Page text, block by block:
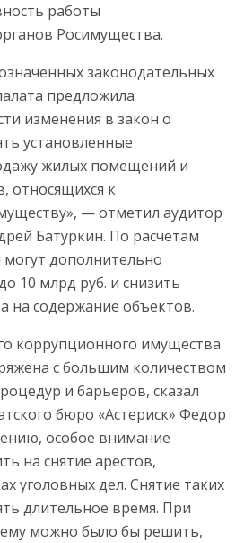
работы
Росимущества.
законодательных
предложила
изменения в закон о
установленные
жилых помещений и
относящихся к
— отметил аудитор
Батуркин. По расчетам
дополнительно
10 млрд руб. и снизить
на содержание объектов.
коррупционного имущества
с большим количеством
и барьеров, сказал
бюро «Астериск» Федор
особое внимание
на снятие арестов,
уголовных дел. Снятие таких
длительное время. При
можно было бы решить,